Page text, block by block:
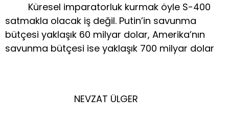
Küresel imparatorluk kurmak öyle S-400
satmakla olacak iş değil. Putin’in savunma
bütçesi yaklaşık 60 milyar dolar, Amerika’nın
savunma bütçesi ise yaklaşık 700 milyar dolar
NEVZAT ÜLGER